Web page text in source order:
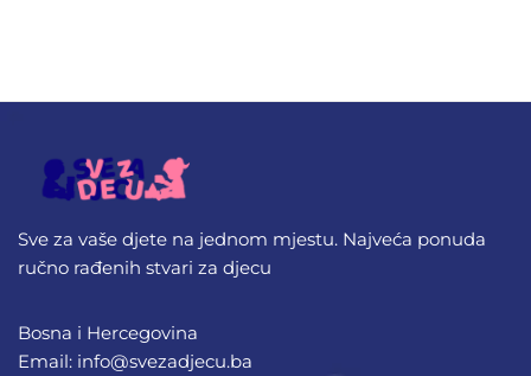
Sve za vaše djete na jednom mjestu. Najveća ponuda
ručno rađenih stvari za djecu
Bosna i Hercegovina
Email: info@svezadjecu.ba